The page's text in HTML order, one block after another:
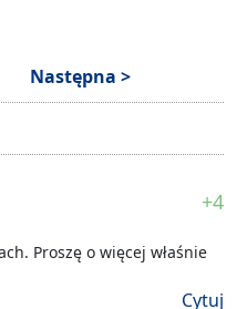
Następna >
+4
Proszę o więcej właśnie
Cytuj